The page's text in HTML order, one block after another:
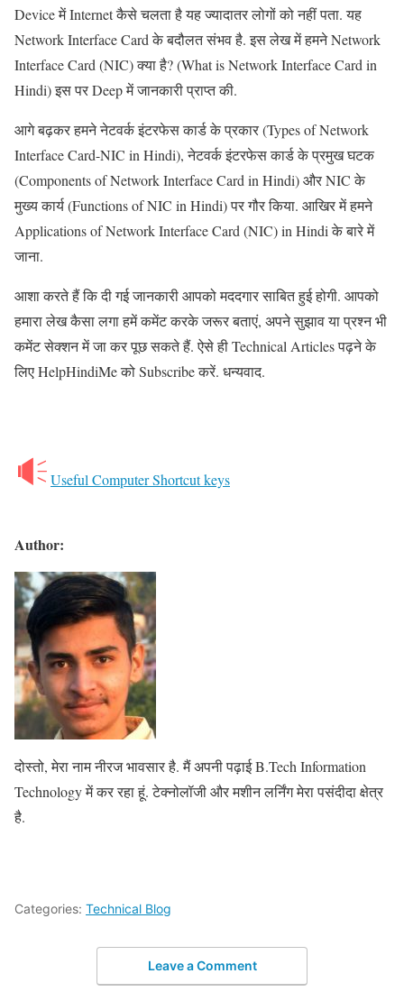
Device में Internet कैसे चलता है यह ज्यादातर लोगों को नहीं पता. यह
Network Interface Card के बदौलत संभव है. इस लेख में हमने Network
Interface Card (NIC) क्या है? (What is Network Interface Card in
Hindi) इस पर Deep में जानकारी प्राप्त की.
आगे बढ़कर हमने नेटवर्क इंटरफेस कार्ड के प्रकार (Types of Network
Interface Card-NIC in Hindi), नेटवर्क इंटरफेस कार्ड के प्रमुख घटक
(Components of Network Interface Card in Hindi) और NIC के
मुख्य कार्य (Functions of NIC in Hindi) पर गौर किया. आखिर में हमने
Applications of Network Interface Card (NIC) in Hindi के बारे में
जाना.
आशा करते हैं कि दी गई जानकारी आपको मददगार साबित हुई होगी. आपको
हमारा लेख कैसा लगा हमें कमेंट करके जरूर बताएं, अपने सुझाव या प्रश्न भी
कमेंट सेक्शन में जा कर पूछ सकते हैं. ऐसे ही Technical Articles पढ़ने के
लिए HelpHindiMe को Subscribe करें. धन्यवाद.
Useful Computer Shortcut keys
Author:
दोस्तो, मेरा नाम नीरज भावसार है. मैं अपनी पढ़ाई B.Tech Information
Technology में कर रहा हूं. टेक्नोलॉजी और मशीन लर्निंग मेरा पसंदीदा क्षेत्र
है.
Categories: Technical Blog
Leave a Comment